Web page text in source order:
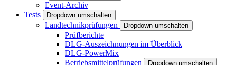
Event-Archiv
Tests
Dropdown umschalten
Landtechnikprüfungen Dropdown umschalten
Prüfberichte
DLG-Auszeichnungen im Überblick
DLG-PowerMix
Betriebsmittelprüfungen
Dropdown umschalten